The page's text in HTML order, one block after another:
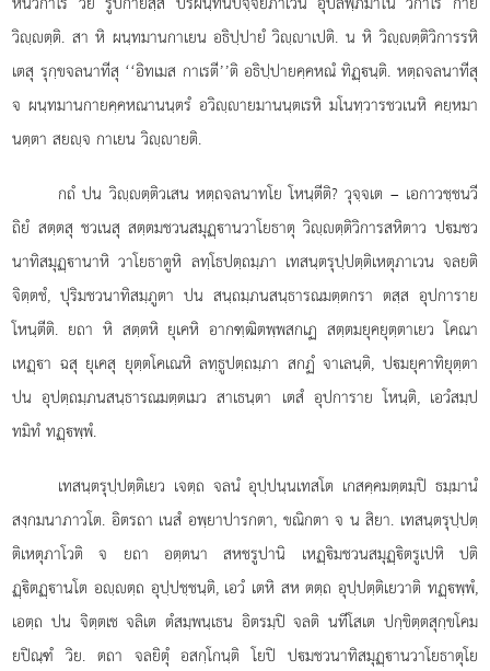
วิฺตฺติ. สา หิ ผนฺทมานกาเยน อธิปฺปายํ วิฺาเปติ. น หิ วิฺตฺติวิการรหิ
เตสุ รุกฺขจลนาทีสุ ‘‘อิทเมส กาเรตี’’ติ อธิปฺปายคฺคหณํ ทิฏฺนฺติ. หตฺถจลนาทีสุ
จ ผนฺทมานกายคฺคหณานนฺตรํ อวิฺายมานนฺตเรหิ มโนทฺวารชวเนหิ คยฺหมา
นตฺตา สยฺจ กาเยน วิฺายติ.
กถํ ปน วิฺตฺติวเสน หตฺถจลนาทโย โหนฺตีติ? วุจฺจเต – เอกาวชฺชนวี
ถิยํ สตฺตสุ ชวเนสุ สตฺตมชวนสมุฏฺานวาโยธาตุ วิฺตฺติวิการสหิตาว ปมชว
นาทิสมุฏฺานาหิ วาโยธาตูหิ ลทฺโธปตฺถมฺภา เทสนฺตรุปฺปตฺติเหตุภาเวน จลยติ
จิตฺตชํ, ปุริมชวนาทิสมฺภูตา ปน สนฺถมฺภนสนฺธารณมตฺตกรา ตสฺส อุปการาย
โหนฺตีติ. ยถา หิ สตฺตหิ ยุเคหิ อากฑฺฒิตพฺพสกเฏ สตฺตมยุคยุตฺตาเยว โคณา
เหฏฺา ฉสุ ยุเคสุ ยุตฺตโคเณหิ ลทฺธูปตฺถมฺภา สกฏํ จาเลนฺติ, ปมยุคาทิยุตฺตา
ปน อุปตฺถมฺภนสนฺธารณมตฺตเมว สาเธนฺตา เตสํ อุปการาย โหนฺติ, เอวํสมฺป
ทมิทํ ทฏฺพฺพํ.
เทสนฺตรุปฺปตฺติเยว เจตฺถ จลนํ อุปฺปนฺนเทสโต เกสคฺคมตฺตมฺปิ ธมฺมานํ
สงฺกมนาภาวโต. อิตรถา เนสํ อพฺยาปารกตา, ขณิกตา จ น สิยา. เทสนฺตรุปฺปตฺ
ติเหตุภาโวติ จ ยถา อตฺตนา สหชรูปานิ เหฏฺิมชวนสมุฏฺิตรูเปหิ ปติ
ฏฺิตฏฺานโต อฺตฺถ อุปฺปชฺชนฺติ, เอวํ เตหิ สห ตตฺถ อุปฺปตฺติเยวาติ ทฏฺพฺพํ,
เอตฺถ ปน จิตฺตเช จลิเต ตํสมฺพนฺเธน อิตรมฺปิ จลติ นทีโสเต ปกฺขิตฺตสุกฺขโคม
ยปิณฺฑํ วิย. ตถา จลยิตุํ อสกฺโกนฺติ โยปิ ปมชวนาทิสมุฏฺานวาโยธาตุโย